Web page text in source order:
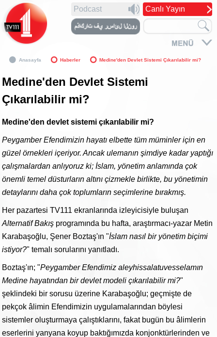
Canlı Yayın
Podcast
Anasayfa Haberler Medine'den Devlet Sistemi Çıkarılabilir mi?
Medine'den Devlet Sistemi
Çıkarılabilir mi?
Medine'den devlet sistemi çıkarılabilir mi?
Peygamber Efendimizin hayatı elbette tüm müminler için en
güzel örnekleri içeriyor. Ancak ulemanın şimdiye kadar yaptığı
çalışmalardan anlıyoruz ki; İslam, yönetim anlamında çok
önemli temel düsturların altını çizmekle birlikte, bu yönetimin
detaylarını daha çok toplumların seçimlerine bırakmış.
Her pazartesi TV111 ekranlarında izleyicisiyle buluşan
Alternatif Bakış programında bu hafta, araştırmacı-yazar Metin
Karabaşoğlu, Şener Boztaş'ın "İslam nasıl bir yönetim biçimi
istiyor?" temalı sorularını yanıtladı.
Boztaş'ın; "Peygamber Efendimiz aleyhissalatuvesselamın
Medine hayatından bir devlet modeli çıkarılabilir mi?"
şeklindeki bir sorusu üzerine Karabaşoğlu; geçmişte de
pekçok âlimin Efendimizin uygulamalarından böylesi
sistemler oluşturmaya çalıştıklarını, fakat bugün bu âlimlerin
eserlerini yanyana koyup baktığımızda konjonktürlerinden ve